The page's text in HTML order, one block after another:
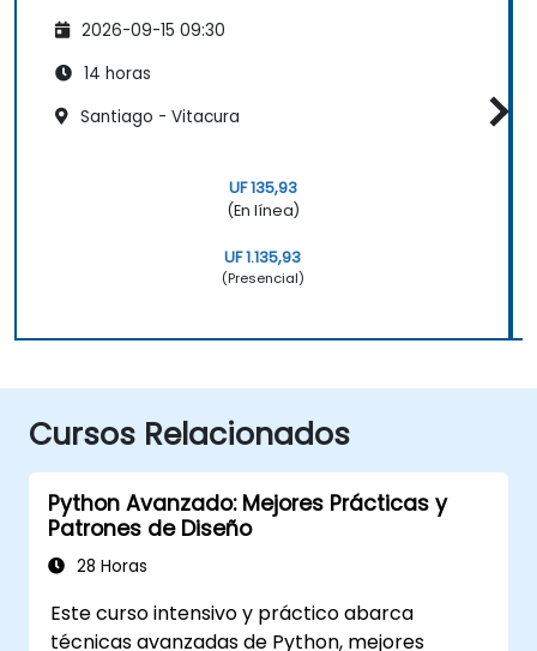
2026-09-15 09:30
14 horas
Santiago - Vitacura
UF 135,93
(En línea)
UF 1.135,93
(Presencial)
Cursos Relacionados
Python Avanzado: Mejores Prácticas y
Patrones de Diseño
28 Horas
Este curso intensivo y práctico abarca
técnicas avanzadas de Python, mejores